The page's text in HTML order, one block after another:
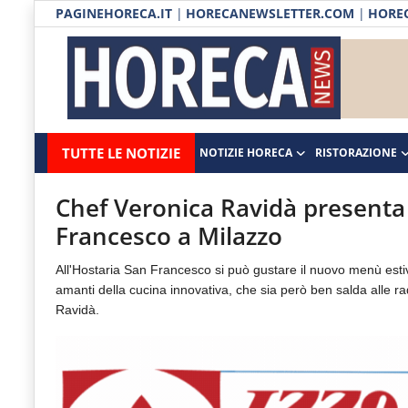
PAGINEHORECA.IT | HORECANEWSLETTER.COM |
Horecanews.it
-
Notizie
Horeca
Il
portale
del
canale
e
del
TUTTE LE NOTIZIE NOTIZIE HORECA RISTORAZIONE
Notizie HORECA
Ristorazione
Ospitalità
Distribuzione
Prodotti | Dispensa Horeca
RUBRICHE
Chef Veronica Ravidà
Francesco a Milazzo
All'Hostaria San Francesco si può gustare il nuovo menù
amanti della cucina innovativa, che sia però ben salda alle
Ravidà.